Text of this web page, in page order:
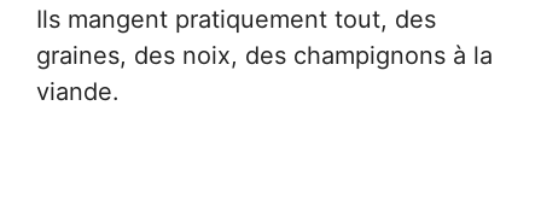
Ils mangent pratiquement tout, des
graines, des noix, des champignons à la
viande.